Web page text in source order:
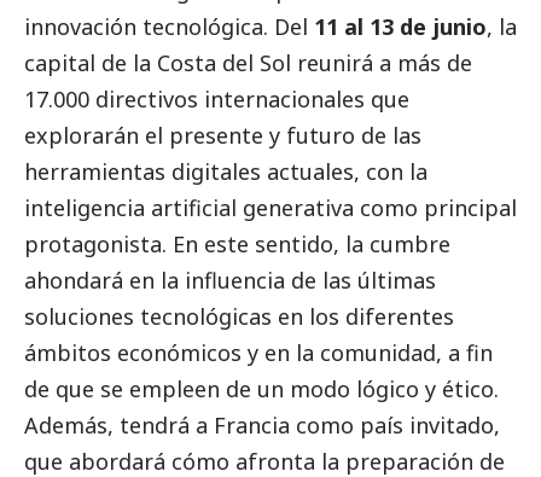
innovación tecnológica. Del 11 al 13 de junio, la
capital de la Costa del Sol reunirá a más de
17.000 directivos internacionales que
explorarán el presente y futuro de las
herramientas digitales actuales, con la
inteligencia artificial generativa como principal
protagonista. En este sentido, la cumbre
ahondará en la influencia de las últimas
soluciones tecnológicas en los diferentes
ámbitos económicos y en la comunidad, a fin
de que se empleen de un modo lógico y ético.
Además, tendrá a Francia como país invitado,
que abordará cómo afronta la preparación de